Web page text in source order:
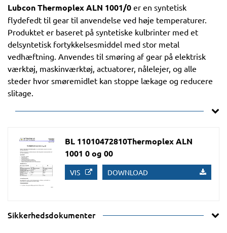
Lubcon Thermoplex ALN 1001/0 er en syntetisk
flydefedt til gear til anvendelse ved høje temperaturer.
Produktet er baseret på syntetiske kulbrinter med et
delsyntetisk fortykkelsesmiddel med stor metal
vedhæftning. Anvendes til smøring af gear på elektrisk
værktøj, maskinværktøj, actuatorer, nålelejer, og alle
steder hvor smøremidlet kan stoppe lækage og reducere
slitage.
BL 11010472810Thermoplex ALN
1001 0 og 00
VIS DOWNLOAD
Sikkerhedsdokumenter